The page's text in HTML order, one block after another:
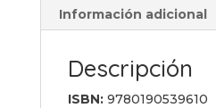
Información adicional
Descripción
ISBN:9780190539610